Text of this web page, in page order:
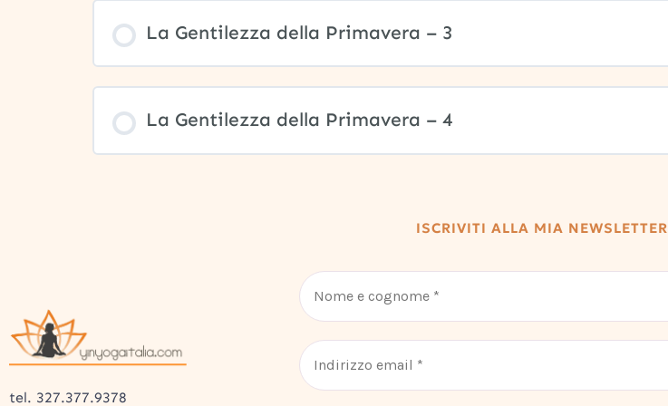
La Gentilezza della Primavera – 3
La Gentilezza della Primavera – 4
tel. 327.377.9378
ISCRIVITI ALLA MIA NEWSLETTER